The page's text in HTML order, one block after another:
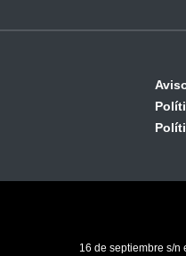
16 de septiembre s/n